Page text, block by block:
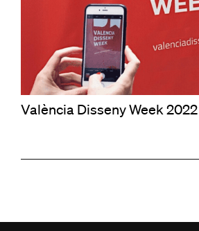
València Disseny Week 2022